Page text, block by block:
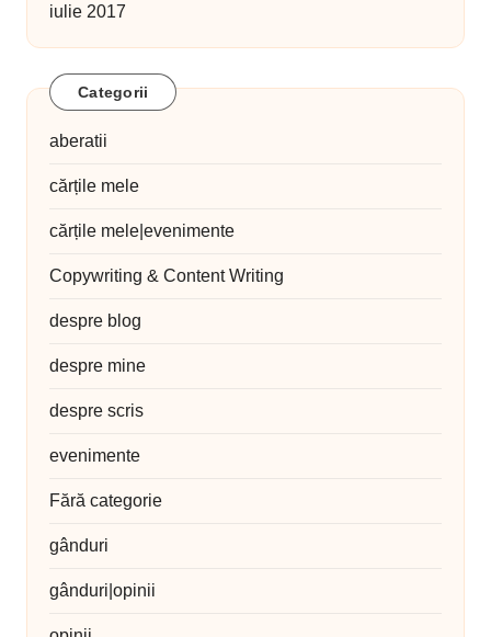
iulie 2017
Categorii
aberatii
cărțile mele
cărțile mele|evenimente
Copywriting & Content Writing
despre blog
despre mine
despre scris
evenimente
Fără categorie
gânduri
gânduri|opinii